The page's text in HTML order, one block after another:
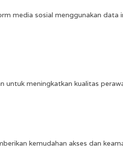
media sosial menggunakan data
meningkatkan kualitas
kemudahan akses dan